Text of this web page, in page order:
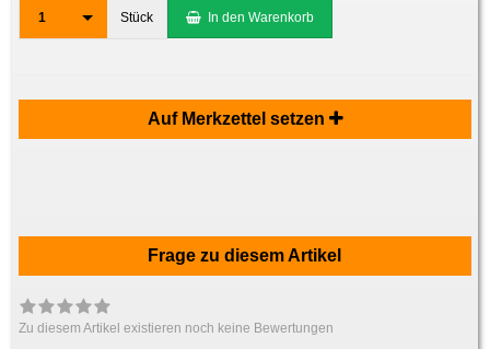
1 Stück In den Warenkorb
Auf Merkzettel setzen
Frage zu diesem Artikel
Zu diesem Artikel existieren noch keine Bewertungen